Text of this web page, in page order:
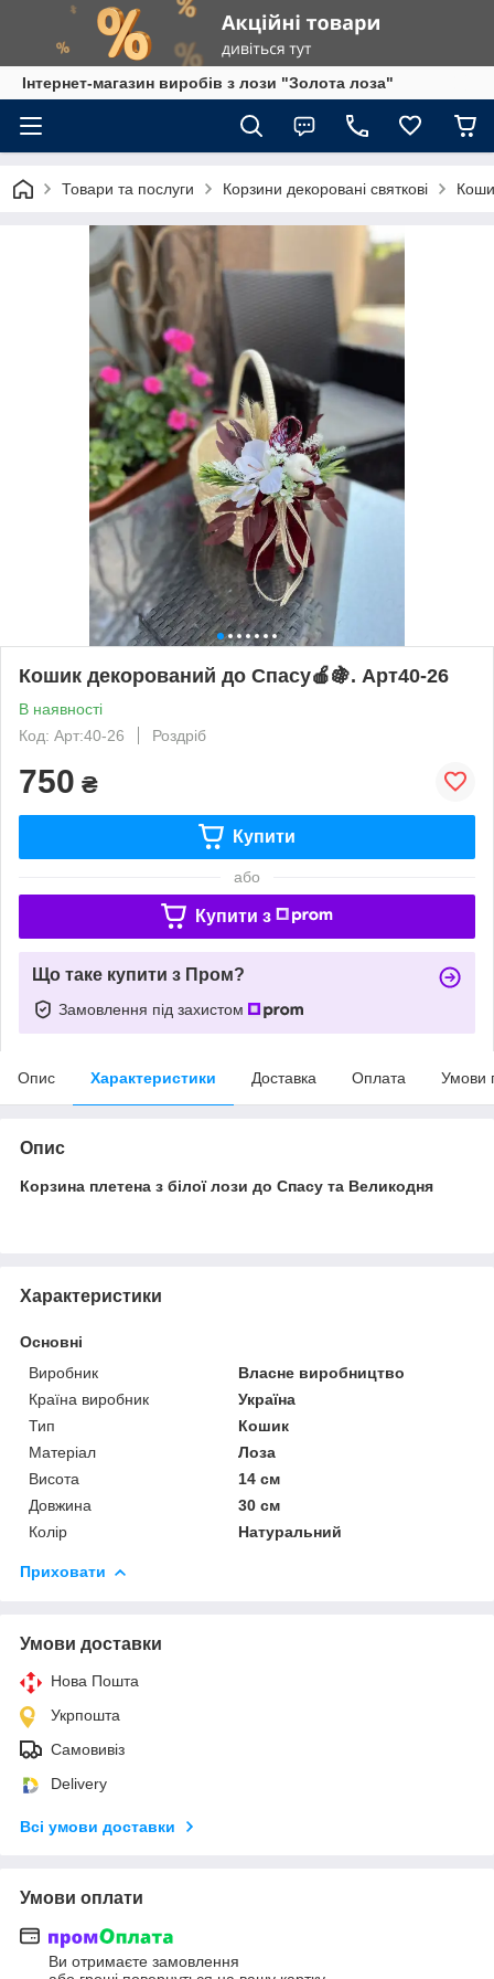
Інтернет-магазин виробів з лози "Золота лоза"
Товари та послуги Корзини декоровані святкові
Кошик декорований до Спасу🍎🍇. Арт40-26
В наявності
Код: Арт:40-26
Роздріб
750 ₴
Купити
або
Купити з
Що таке купити з Пром?
Замовлення під захистом
Опис Характеристики Доставка Оплата Умови
Опис
Корзина плетена з білої лози до Спасу та Великодня
Характеристики
Основні
Виробник
Власне виробництво
Країна виробник
Україна
Тип
Кошик
Матеріал
Лоза
Висота
14 см
Довжина
30 см
Колір
Натуральний
Приховати
Умови доставки
Нова Пошта
Укрпошта
Самовивіз
Delivery
Всі умови доставки
Умови оплати
Ви отримаєте замовлення